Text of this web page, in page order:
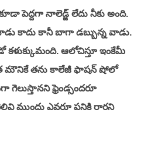
పెద్దగా నాలెడ్జ్ లేదు నీకు అంది.
కాదు కానీ బాగా డబ్బున్న వాడు.
ఆలోచిస్తూ ఇంకేమీ
మౌనికే తను కాలేజీ ఫాషన్ షోలో
గెలుస్తానని ఫ్రెండ్సందరూ
ముందు ఎవరూ పనికి రారని